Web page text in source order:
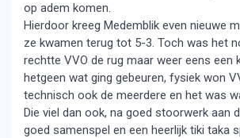
op adem komen.
Hierdoor kreeg Medemblik even nieuwe
ze kwamen terug tot 5-3. Toch was het
rechtte VVO de rug maar weer eens een
hetgeen wat ging gebeuren, fysiek won
technisch ook de meerdere en het was
Die viel dan ook, na goed stoorwerk aan
goed samenspel en een heerlijk tiki taka